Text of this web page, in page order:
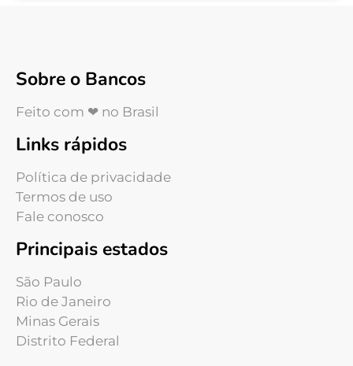
Sobre o Bancos
Feito com ❤ no Brasil
Links rápidos
Política de privacidade
Termos de uso
Fale conosco
Principais estados
São Paulo
Rio de Janeiro
Minas Gerais
Distrito Federal